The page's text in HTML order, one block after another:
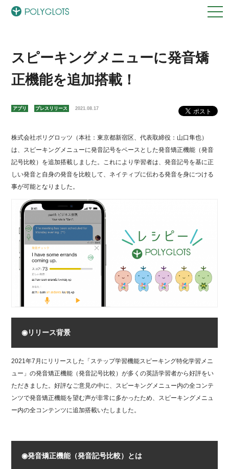
スピーキングメニューに発音矯
正機能を追加搭載！
アプリ プレスリリース 2021.08.17
株式会社ポリグロッツ（本社：東京都新宿区、代表取締役：山口隼也）
は、スピーキングメニューに発音記号をベースとした発音矯正機能（発音
記号比較）を追加搭載しました。これにより学習者は、発音記号を基に正
しい発音と自身の発音を比較して、ネイティブに伝わる発音を身につける
事が可能となりました。
◉リリース背景
2021年7月にリリースした「ステップ学習機能スピーキング特化学習メニ
ュー」の発音矯正機能（発音記号比較）が多くの英語学習者から好評をい
ただきました。好評なご意見の中に、スピーキングメニュー内の全コンテ
ンツで発音矯正機能を望む声が非常に多かったため、スピーキングメニュ
ー内の全コンテンツに追加搭載いたしました。
◉発音矯正機能（発音記号比較）とは